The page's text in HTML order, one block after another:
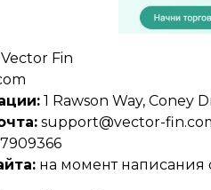
Vector Fin
1 Rawson Way, Coney
support@vector-
на момент написания